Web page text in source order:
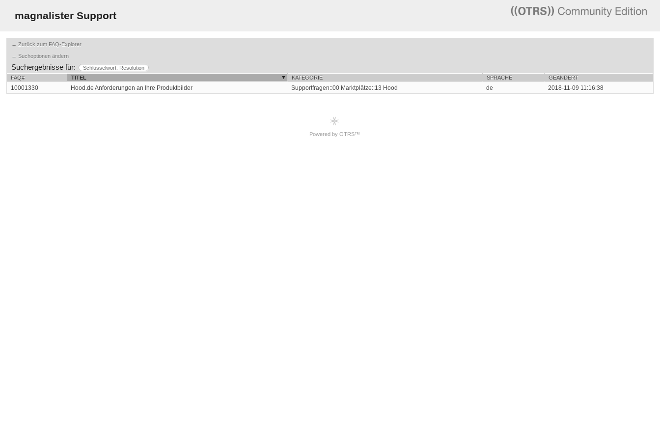
magnalister Support
← Zurück zum FAQ-Explorer
← Suchoptionen ändern
Suchergebnisse für:
Schlüsselwort: Resolution
FAQ#
TITEL KATEGORIE SPRACHE GEÄNDERT
10001330 Hood.de Anforderungen an Ihre Produktbilder Supportfragen::00 Marktplätze::13 Hood de 2018-11-09 11:16:38
Powered by OTRS™